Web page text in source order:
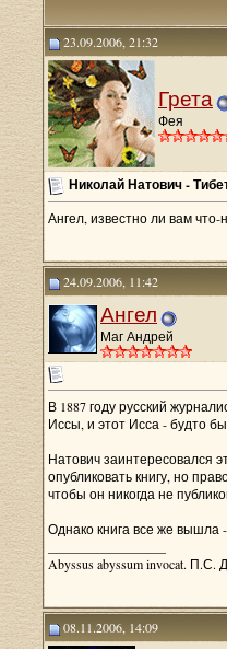
23.09.2006, 21:32
Грета
Фея
Николай Натович -
Ангел, известно ли вам
24.09.2006, 11:42
Ангел
Маг Андрей
В 1887 году русский
Иссы, и этот Исса - будто
Натович заинтересовался
опубликовать книгу, но
чтобы он никогда не
Однако книга все же вышла
Abyssus abyssum invocat. П.С.
08.11.2006, 14:09